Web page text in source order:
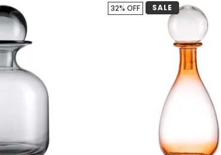
32% OFF SALE